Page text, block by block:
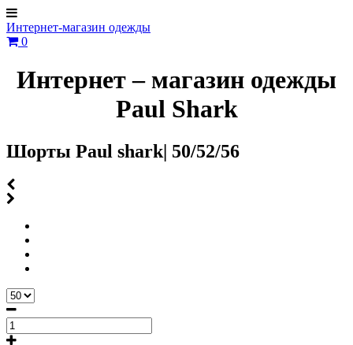
Интернет-магазин одежды
0
Интернет – магазин одежды
Paul Shark
Шорты Paul shark| 50/52/56